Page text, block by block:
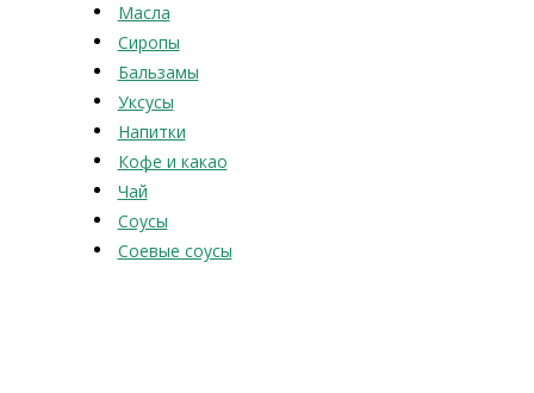
Масла
Сиропы
Бальзамы
Уксусы
Напитки
Кофе и какао
Чай
Соусы
Соевые соусы